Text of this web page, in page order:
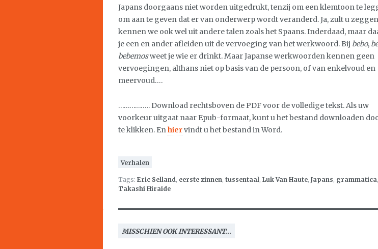
Japans doorgaans niet worden uitgedrukt, tenzij om een klemtoon te
om aan te geven dat er van onderwerp wordt veranderd. Ja, zult u
kennen we ook wel uit andere talen zoals het Spaans. Inderdaad, maar
je een en ander afleiden uit de vervoeging van het werkwoord. Bij bebo,
bebemosweet je wie er drinkt. Maar Japanse werkwoorden kennen geen
vervoegingen, althans niet op basis van de persoon, of van enkelvoud en
meervoud….
…………….. Download rechtsboven de PDF voor de volledige tekst. Als uw
voorkeur uitgaat naar Epub-formaat, kunt u het bestand downloaden
te klikken. Enhiervindt u het bestand in Word.
Verhalen
Tags: Eric Selland, eerste zinnen, tussentaal, Luk Van Haute, Japans, grammatica,
Takashi Hiraide
MISSCHIEN OOK INTERESSANT...